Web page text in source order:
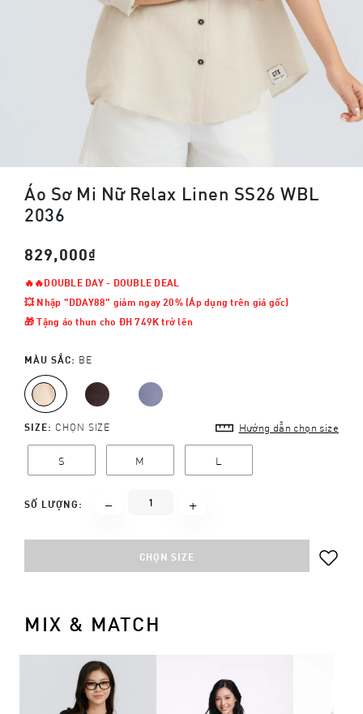
Áo Sơ Mi Nữ Relax Linen SS26 WBL
2036
829,000₫
🔥🔥DOUBLE DAY - DOUBLE DEAL
💥 Nhập "DDAY88" giảm ngay 20% (Áp dụng trên giá gốc)
🎁 Tặng áo thun cho ĐH 749K trở lên
MÀU SẮC: BE
SIZE: CHỌN SIZE Hướng dẫn chọn size
S M L
SỐ LƯỢNG:
CHỌN SIZE
MIX & MATCH